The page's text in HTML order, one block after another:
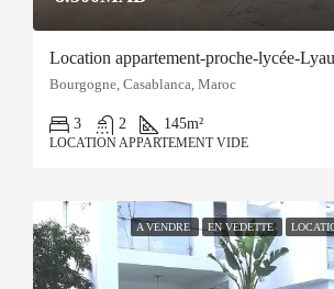
Location appartement-proche-lycée-
Bourgogne, Casablanca, Maroc
3 2 145m²
LOCATION APPARTEMENT VIDE
A VENDRE EN VEDETTE